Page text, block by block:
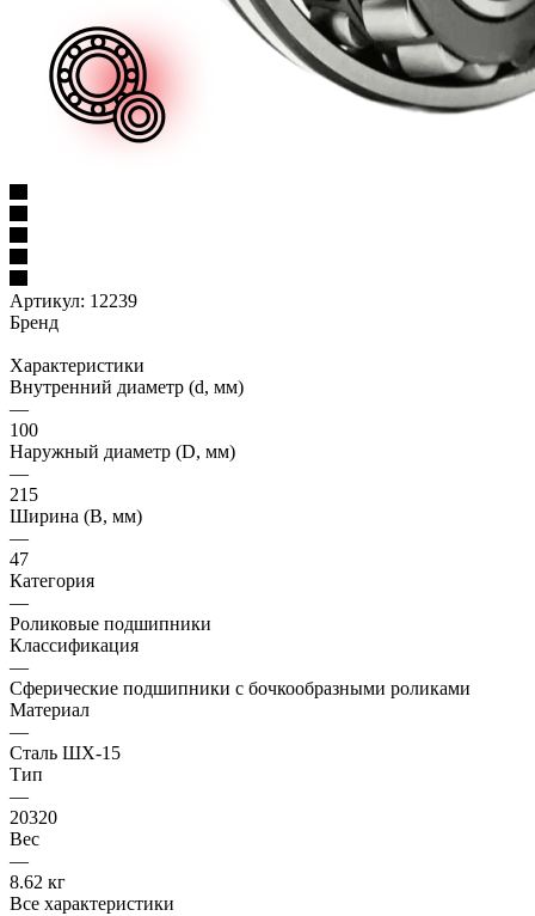
Артикул: 12239
Бренд
Характеристики
Внутренний диаметр (d, мм)
—
100
Наружный диаметр (D, мм)
—
215
Ширина (B, мм)
—
47
Категория
—
Роликовые подшипники
Классификация
—
Сферические подшипники с бочкообразными роликами
Материал
—
Сталь ШХ-15
Тип
—
20320
Вес
—
8.62 кг
Все характеристики